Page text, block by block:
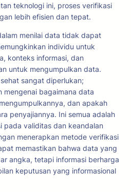
teknologi ini, proses verifikasi
lebih efisien dan tepat.
menilai data tidak dapat
individu untuk
konteks informasi, dan
untuk mengumpulkan data.
sangat diperlukan;
mengenai bagaimana data
dan apakah
penyajiannya. Ini semua adalah
pada validitas dan keandalan
menerapkan metode verifikasi
memastikan bahwa data yang
angka, tetapi informasi berharga
keputusan yang informasional